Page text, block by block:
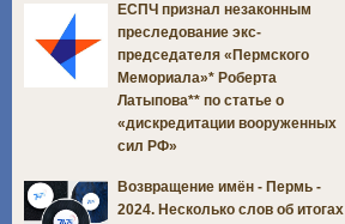
ЕСПЧ признал незаконным
преследование экс-
председателя «Пермского
Мемориала»* Роберта
Латыпова** по статье о
«дискредитации вооруженных
сил РФ»
Возвращение имён - Пермь -
2024. Несколько слов об итогах